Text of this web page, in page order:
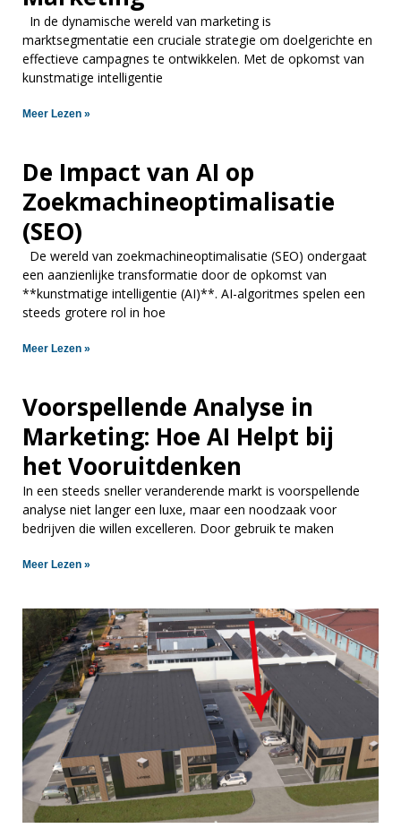
In de dynamische wereld van marketing is
marktsegmentatie een cruciale strategie om doelgerichte en
effectieve campagnes te ontwikkelen. Met de opkomst van
kunstmatige intelligentie
Meer Lezen »
De Impact van AI op
Zoekmachineoptimalisatie
(SEO)
De wereld van zoekmachineoptimalisatie (SEO) ondergaat
een aanzienlijke transformatie door de opkomst van
**kunstmatige intelligentie (AI)**. AI-algoritmes spelen een
steeds grotere rol in hoe
Meer Lezen »
Voorspellende Analyse in
Marketing: Hoe AI Helpt bij
het Vooruitdenken
In een steeds sneller veranderende markt is voorspellende
analyse niet langer een luxe, maar een noodzaak voor
bedrijven die willen excelleren. Door gebruik te maken
Meer Lezen »